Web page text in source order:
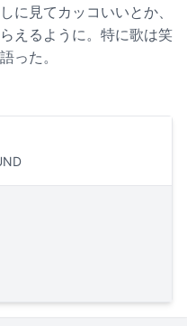
に見てカッコいいとか、
えるように。特に歌は笑
った。